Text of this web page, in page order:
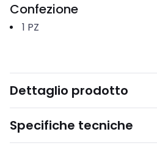
Confezione
1 PZ
Dettaglio prodotto
Specifiche tecniche